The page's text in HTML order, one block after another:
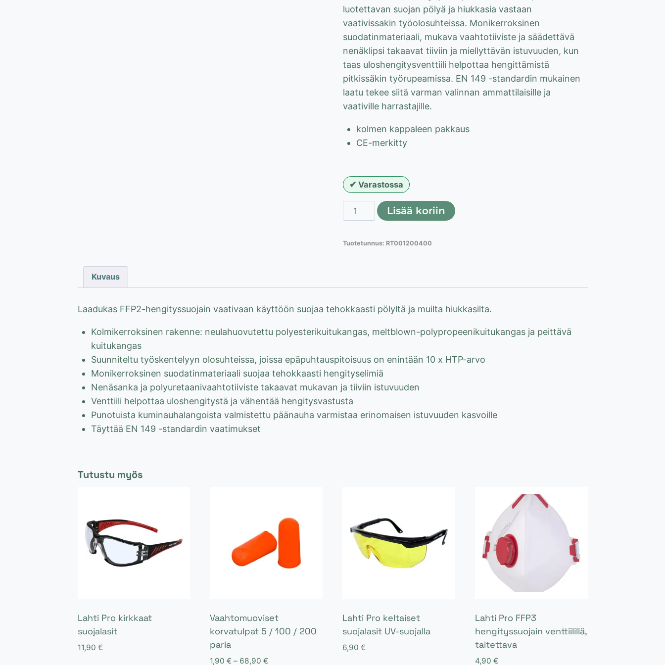
luotettavan suojan pölyä ja hiukkasia vastaan
vaativissakin työolosuhteissa. Monikerroksinen
suodatinmateriaali, mukava vaahtotiiviste ja säädettävä
nenäklipsi takaavat tiiviin ja miellyttävän istuvuuden, kun
taas uloshengitysventtiili helpottaa hengittämistä
pitkissäkin työrupeamissa. EN 149 -standardin mukainen
laatu tekee siitä varman valinnan ammattilaisille ja
vaativille harrastajille.
kolmen kappaleen pakkaus
CE-merkitty
Varastossa
Lahti
Pro
hengityssuojain
Lisää koriin
Tuotetunnus: RT001200400
Kuvaus
Laadukas FFP2-hengityssuojain vaativaan käyttöön suojaa tehokkaasti pölyltä ja muilta hiukkasilta.
Kolmikerroksinen rakenne: neulahuovutettu polyesterikuitukangas, meltblown-polypropeenikuitukangas ja peittävä
kuitukangas
Suunniteltu työskentelyyn olosuhteissa, joissa epäpuhtauspitoisuus on enintään 10 x HTP-arvo
Monikerroksinen suodatinmateriaali suojaa tehokkaasti hengityselimiä
Nenäsanka ja polyuretaanivaahtotiiviste takaavat mukavan ja tiiviin istuvuuden
Venttiili helpottaa uloshengitystä ja vähentää hengitysvastusta
Punotuista kuminauhalangoista valmistettu päänauha varmistaa erinomaisen istuvuuden kasvoille
Täyttää EN 149 -standardin vaatimukset
Tutustu myös
Lahti Pro kirkkaat
suojalasit
11,90 €
Vaahtomuoviset
korvatulpat 5 / 100 / 200
paria
1,90€ – 68,90€
Lahti Pro keltaiset
suojalasit UV-suojalla
6,90 €
Lahti Pro FFP3
hengityssuojain venttiilillä,
taitettava
4,90 €